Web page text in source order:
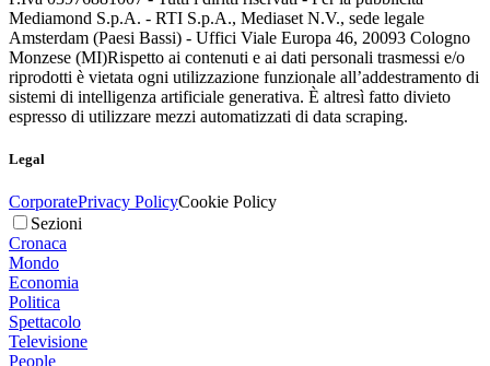
Mediamond S.p.A. - RTI S.p.A., Mediaset N.V., sede legale
Amsterdam (Paesi Bassi) - Uffici Viale Europa 46, 20093 Cologno
Monzese (MI)Rispetto ai contenuti e ai dati personali trasmessi e/o
riprodotti è vietata ogni utilizzazione funzionale all’addestramento di
sistemi di intelligenza artificiale generativa. È altresì fatto divieto
espresso di utilizzare mezzi automatizzati di data scraping.
Legal
CorporatePrivacy PolicyCookie Policy
Sezioni
Cronaca
Mondo
Economia
Politica
Spettacolo
Televisione
People